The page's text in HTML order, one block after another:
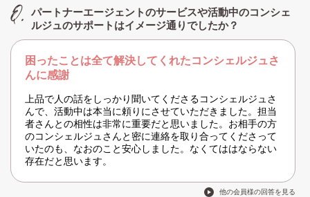
パートナーエージェントのサービスや活動中のコンシェ
ルジュのサポートはイメージ通りでしたか？
困ったことは全て解決してくれたコンシェルジュさ
んに感謝
上品で人の話をしっかり聞いてくださるコンシェルジュさ
んで、活動中は本当に頼りにさせていただきました。担当
者さんとの相性は非常に重要だと思いました。お相手の方
のコンシェルジュさんと密に連絡を取り合ってくださって
いたのも、なおのこと安心しました。なくてははならない
存在だと思います。
他の会員様の回答を見る